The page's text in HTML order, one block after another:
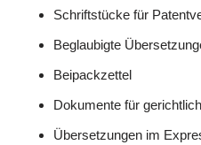
Schriftstücke für
Beglaubigte
Beipackzettel
Dokumente für
Übersetzungen im